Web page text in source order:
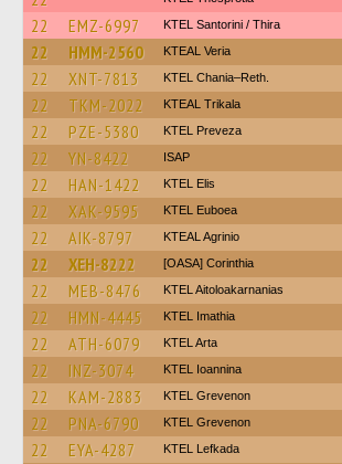
22 EMZ-6997 KTEL Santorini / Thira
22 HMM-2560 KTEAL Veria
22 XNT-7813 KTEL Chania–Reth.
22 TKM-2022 KTEAL Trikala
22 PZE-5380 KTEL Preveza
22 YN-8422 ISAP
22 HAN-1422 KTEL Elis
22 XAK-9595 ΚΤΕL Euboea
22 AIK-8797 KTEAL Agrinio
22 XEH-8222 [OASA] Corinthia
22 MEB-8476 KTEL Aitoloakarnanias
22 HMN-4445 KTEL Imathia
22 ATH-6079 KTEL Arta
22 INZ-3074 KTEL Ioannina
22 KAM-2883 ΚΤΕL Grevenon
22 PNA-6790 ΚΤΕL Grevenon
22 EYA-4287 KTEL Lefkada